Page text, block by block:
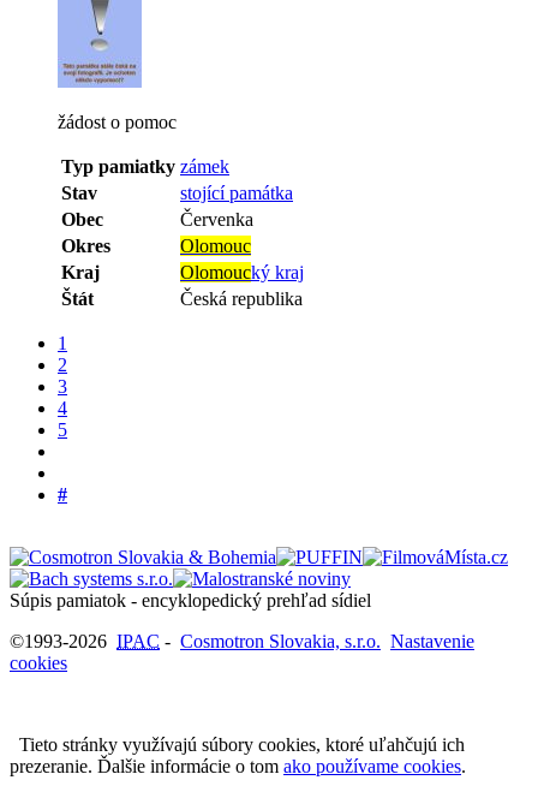
žádost o pomoc
Typ pamiatky zámek
Stav
stojící památka
Obec
Červenka
Okres
Olomouc
Kraj
Olomoucký kraj
Štát
Česká republika
1
2
3
4
5
#
Súpis pamiatok - encyklopedický prehľad sídiel
©1993-2026 IPAC - Cosmotron Slovakia, s.r.o. Nastavenie
cookies
Tieto stránky využívajú súbory cookies, ktoré uľahčujú ich
prezeranie. Ďalšie informácie o tom ako používame cookies.